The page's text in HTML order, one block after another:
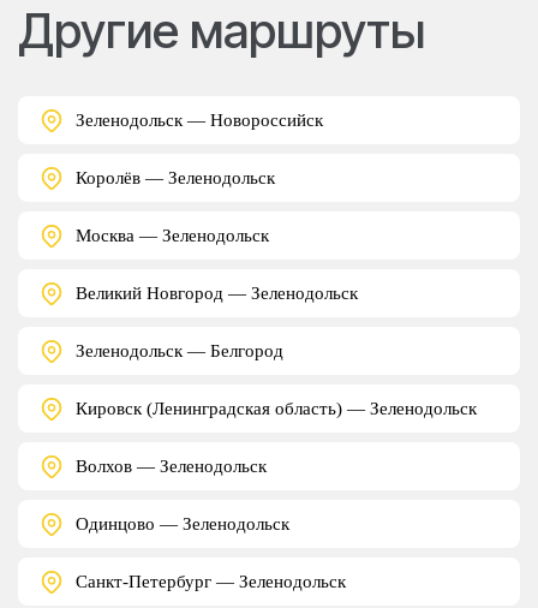
Другие маршруты
Зеленодольск — Новороссийск
Королёв — Зеленодольск
Москва — Зеленодольск
Великий Новгород — Зеленодольск
Зеленодольск — Белгород
Кировск (Ленинградская область) — Зеленодольск
Волхов — Зеленодольск
Одинцово — Зеленодольск
Санкт-Петербург — Зеленодольск